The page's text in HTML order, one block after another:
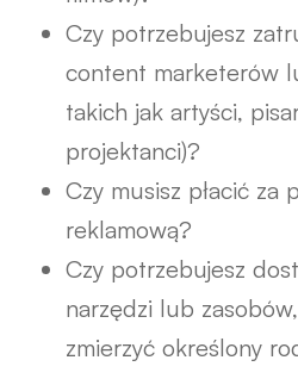
Czy potrzebujesz
content marketerów
takich jak artyści,
projektanci)?
Czy musisz płacić za
reklamową?
Czy potrzebujesz
narzędzi lub
zmierzyć określony